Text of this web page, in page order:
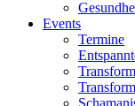
Events
Termine